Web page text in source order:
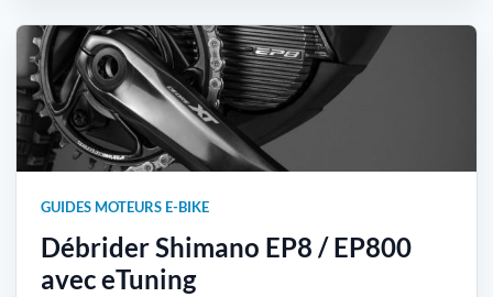
GUIDES MOTEURS E-BIKE
Débrider Shimano EP8 / EP800
avec eTuning